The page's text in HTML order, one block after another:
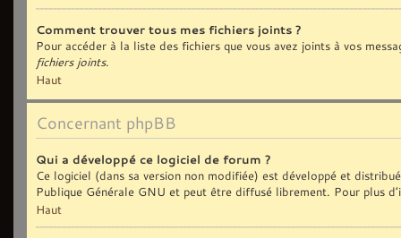
Comment trouver tous mes fichiers joints ?
Pour accéder à la liste des fichiers que vous avez joints à vos
fichiers joints.
Haut
Concernant phpBB
Qui a développé ce logiciel de forum ?
Ce logiciel (dans sa version non modifiée) est développé et
Publique Générale GNU et peut être diffusé librement. Pour plus
Haut